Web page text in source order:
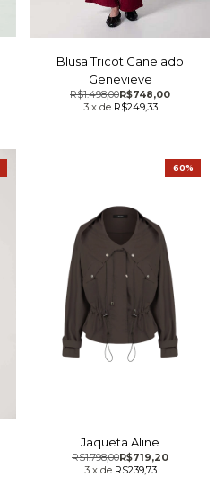
Blusa Tricot Canelado
Genevieve
R$748,00
R$1.498,00
3 x de R$249,33
Jaqueta Aline
R$719,20
R$1.798,00
3 x de R$239,73
60%